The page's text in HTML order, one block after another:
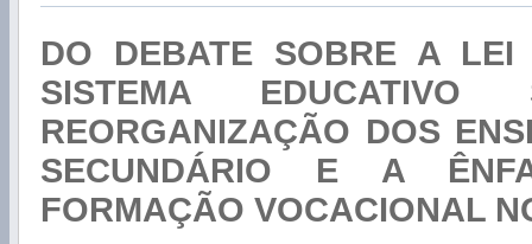
DO DEBATE SOBRE A
SISTEMA EDUCATIVO
REORGANIZAÇÃO DOS
SECUNDÁRIO E A
FORMAÇÃO VOCACIONAL